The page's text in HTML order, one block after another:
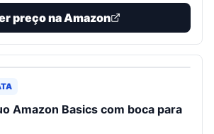
preço na Amazon
Amazon Basics com boca para